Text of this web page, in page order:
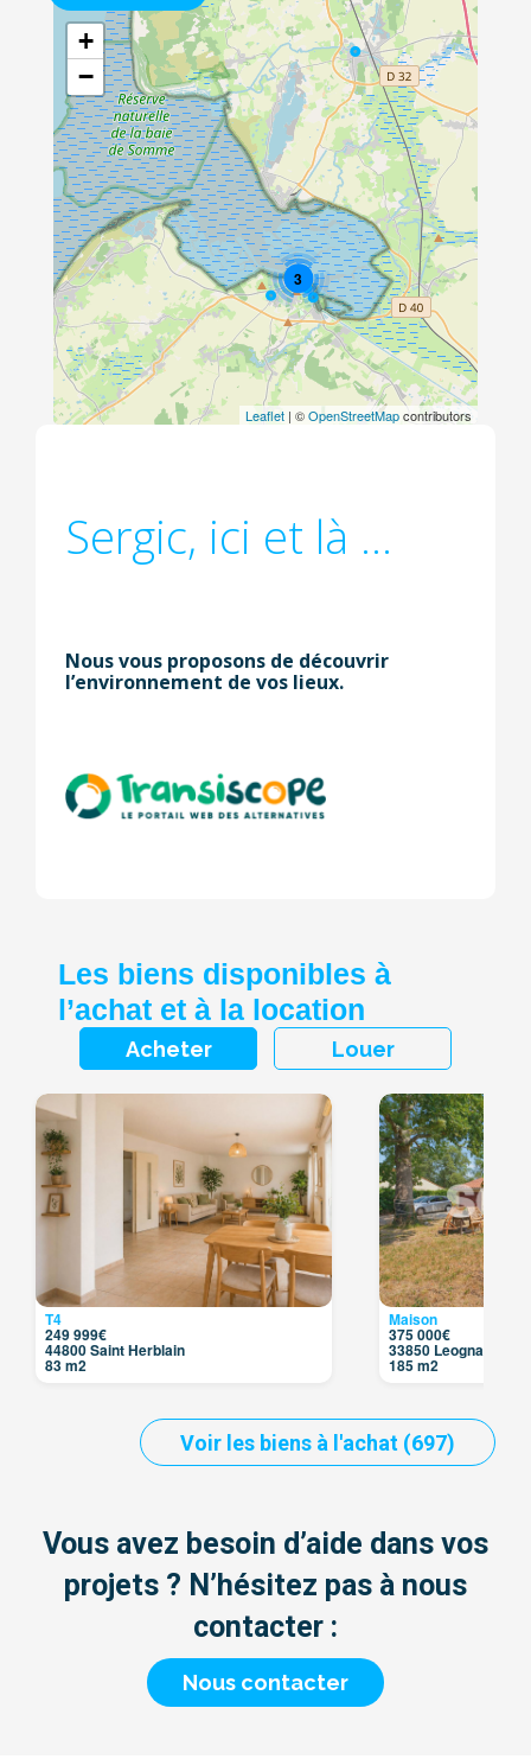
3
+
−
Leaflet | ©OpenStreetMapcontributors
Sergic, ici et là ...
Nous vous proposons de découvrir
l’environnement de vos lieux.
Les biens disponibles à
l’achat et à la location
Acheter Louer
T4
249 999€
44800 Saint Herblain
83 m2
Maison
375 000€
33850 Leognan
185 m2
Voir les biens à l'achat (697)
Vous avez besoin d’aide dans vos
projets ? N’hésitez pas à nous
contacter :
Nous contacter